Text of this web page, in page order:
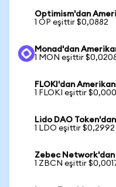
Optimism'dan
1 OP eşittir $0,0882
Monad'dan
1 MON eşittir
FLOKI'dan
1 FLOKI eşittir
Lido DAO
1 LDO eşittir $0,2992
Zebec Network'dan
1 ZBCN eşittir